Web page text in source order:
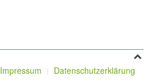
Impressum Datenschutzerklärung